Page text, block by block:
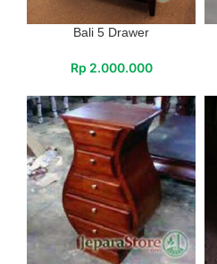
Bali 5 Drawer
Rp 2.000.000